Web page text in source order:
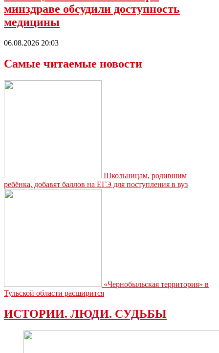
минздраве обсудили доступность
медицины
06.08.2026 20:03
Самые читаемые новости
Школьницам, родившим
ребёнка, добавят баллов на ЕГЭ для поступления в вуз
«Чернобыльская территория» в
Тульской области расширится
ИСТОРИИ. ЛЮДИ. СУДЬБЫ